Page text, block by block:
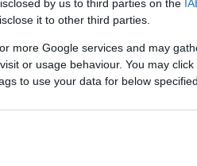
by us to third parties on the
it to other third parties.
more Google services and may
or usage behaviour. You may
to use your data for below
το απόγευμα δυτικοί